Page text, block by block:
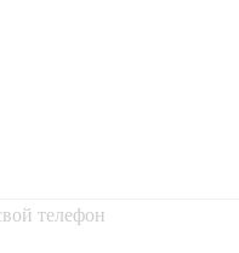
телефон